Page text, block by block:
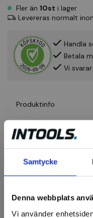
Samtycke
Denna webbplats
Vi använder
Fler än 10st i lager
Levereras normalt
Handla
Betala
Vi
Produktinfo
Fråga om produkt
Recensioner